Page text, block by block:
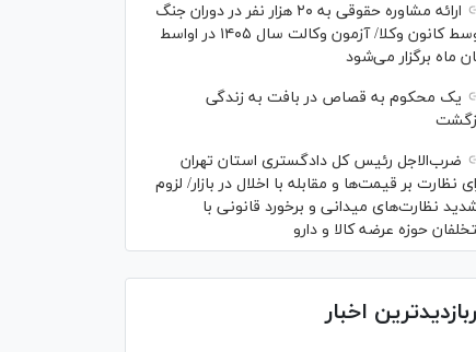
ارائه مشاوره حقوقی به ۲۰ هزار نفر در دوران جنگ
توسط کانون وکلا/ آزمون وکالت سال ۱۴۰۵ در اواسط
ماه برگزار می‌شود
یک محکوم به قصاص در بافت به زندگی
ضرب‌الاجل رئیس کل دادگستری استان تهران
نظارت بر قیمت‌ها و مقابله با اخلال در بازار/ لزوم
نظارت‌های میدانی و برخورد قانونی با
حوزه عرضه کالا و دارو
اخبار